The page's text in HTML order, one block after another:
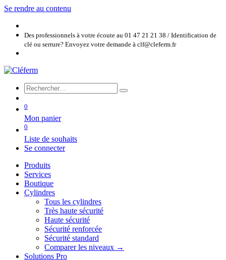
Se rendre au contenu
Des professionnels à votre écoute au 01 47 21 21 38 / Identification de
clé ou serrure? Envoyez votre demande à clf@cleferm.fr
0
Mon panier
0
Liste de souhaits
Se connecter
Produits
Services
Boutique
Cylindres
Tous les cylindres
Très haute sécurité
Haute sécurité
Sécurité renforcée
Sécurité standard
Comparer les niveaux →
Solutions Pro